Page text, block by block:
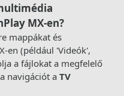
MX-en?
mappákat és
en (például 'Videók',
a fájlokat a megfelelő
navigációt a TV